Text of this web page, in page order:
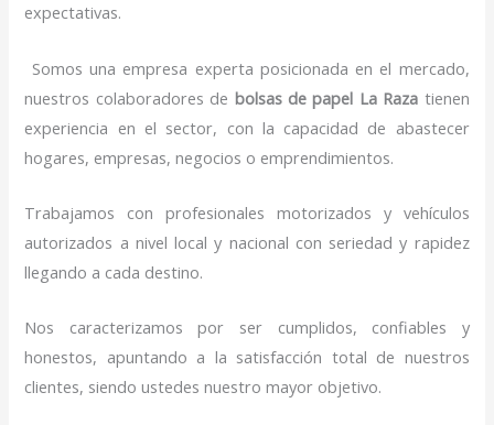
expectativas.
Somos una empresa experta posicionada en el mercado,
nuestros colaboradores de bolsas de papel La Raza tienen
experiencia en el sector, con la capacidad de abastecer
hogares, empresas, negocios o emprendimientos.
Trabajamos con profesionales motorizados y vehículos
autorizados a nivel local y nacional con seriedad y rapidez
llegando a cada destino.
Nos caracterizamos por ser cumplidos, confiables y
honestos, apuntando a la satisfacción total de nuestros
clientes, siendo ustedes nuestro mayor objetivo.